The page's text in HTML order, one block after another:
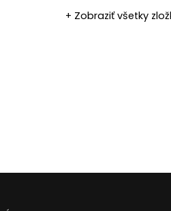
+ Zobraziť všetky